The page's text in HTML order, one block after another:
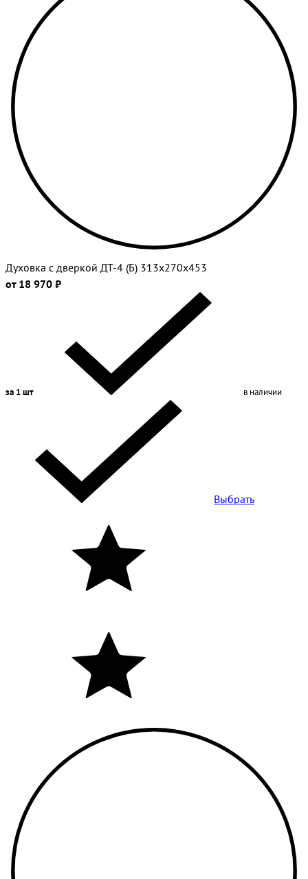
Духовка с дверкой ДТ-4 (Б) 313х270х453
от 18 970 ₽
за 1 шт в наличии
Выбрать